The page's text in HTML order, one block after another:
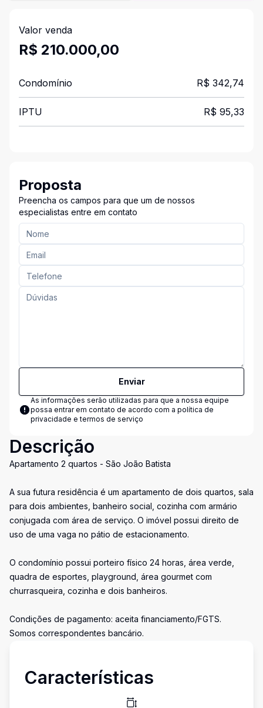
Valor venda
R$ 210.000,00
Condomínio R$ 342,74
IPTU R$ 95,33
Proposta
Preencha os campos para que um de nossos
especialistas entre em contato
Enviar
As informações serão utilizadas para que a nossa equipe
possa entrar em contato de acordo com a política de
privacidade e termos de serviço
Descrição
Apartamento 2 quartos - São João Batista
A sua futura residência é um apartamento de dois quartos, sala
para dois ambientes, banheiro social, cozinha com armário
conjugada com área de serviço. O imóvel possui direito de
uso de uma vaga no pátio de estacionamento.
O condomínio possui porteiro físico 24 horas, área verde,
quadra de esportes, playground, área gourmet com
churrasqueira, cozinha e dois banheiros.
Condições de pagamento: aceita financiamento/FGTS.
Somos correspondentes bancário.
Características